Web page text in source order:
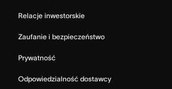
Relacje inwestorskie
Zaufanie i bezpieczeństwo
Prywatność
Odpowiedzialność dostawcy